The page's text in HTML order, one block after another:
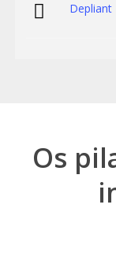
Depliant
Os